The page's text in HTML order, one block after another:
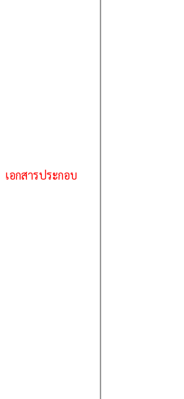
เอกสารประกอบ